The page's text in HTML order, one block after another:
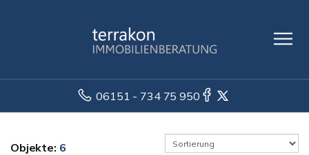
06151 - 734 75 950
Objekte: 6